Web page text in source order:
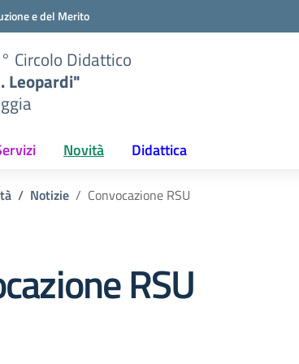
e del Merito
Circolo Didattico
Leopardi"
Novità Didattica
Notizie Convocazione RSU
RSU